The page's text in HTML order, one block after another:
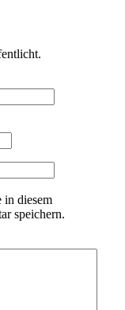
in diesem
speichern.